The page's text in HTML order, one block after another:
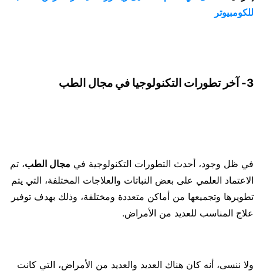
للكومبيوتر
3- آخر تطورات التكنولوجيا في مجال الطب
في ظل وجود، أحدث التطورات التكنولوجية في مجال الطب، تم
الاعتماد العلمي على بعض النباتات والعلاجات المختلفة، التي يتم
تطويرها وتجميعها من أماكن متعددة ومختلفة، وذلك بهدف توفير
علاج المناسب للعديد من الأمراض.
ولا ننسى، أنه كان هناك العديد والعديد من الأمراض، التي كانت